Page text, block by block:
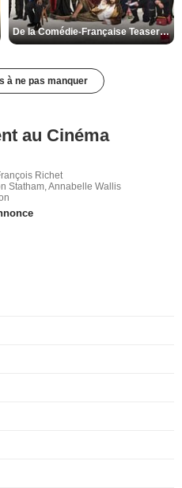
De la Comédie-Française Teaser VF
à ne pas manquer
au Cinéma
Richet
Statham, Annabelle Wallis